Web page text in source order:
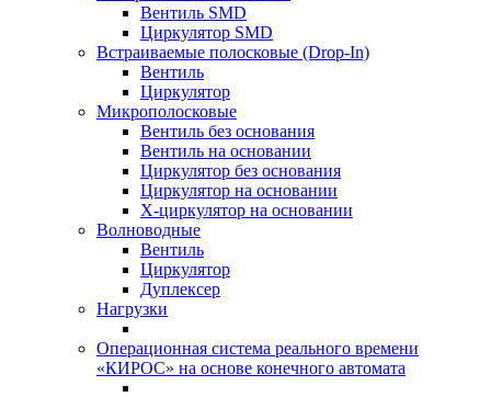
Вентиль SMD
Циркулятор SMD
Встраиваемые полосковые (Drop-In)
Вентиль
Циркулятор
Микрополосковые
Вентиль без основания
Вентиль на основании
Циркулятор без основания
Циркулятор на основании
Х-циркулятор на основании
Волноводные
Вентиль
Циркулятор
Дуплексер
Нагрузки
Операционная система реального времени
«КИРОС» на основе конечного автомата